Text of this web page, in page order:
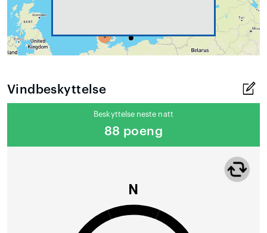
Vindbeskyttelse
Beskyttelse neste natt
88 poeng
N